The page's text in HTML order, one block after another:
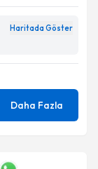
Haritada Göster
Daha Fazla